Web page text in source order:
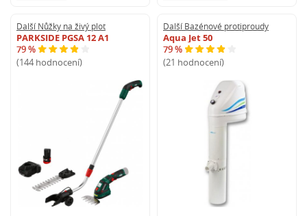
Další Nůžky na živý plot
PARKSIDE PGSA 12 A1
79 %
(144 hodnocení)
Další Bazénové protiproudy
Aqua Jet 50
79 %
(21 hodnocení)